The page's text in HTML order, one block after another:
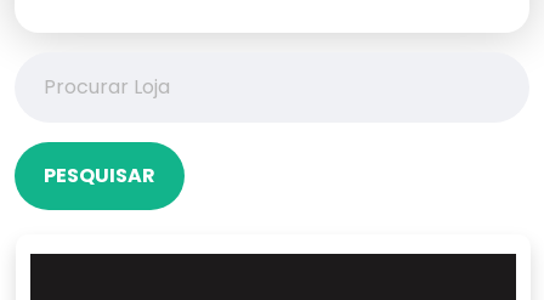
PESQUISAR